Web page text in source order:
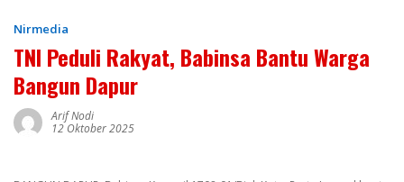
Nirmedia
TNI Peduli Rakyat, Babinsa Bantu Warga
Bangun Dapur
Arif Nodi
12 Oktober 2025